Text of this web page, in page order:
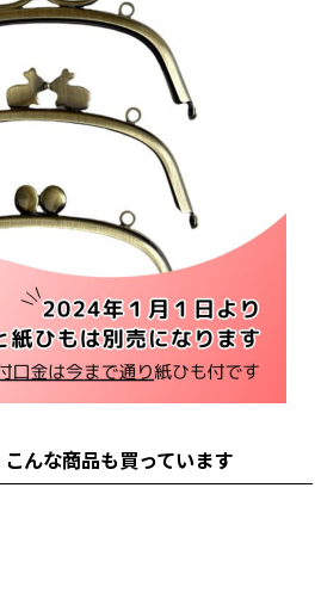
んな商品も買っています